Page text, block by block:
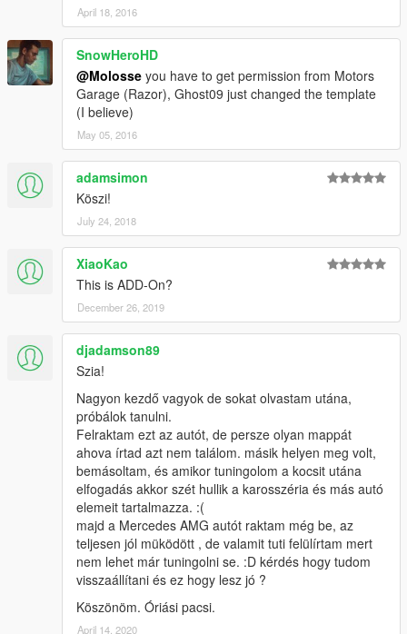
April 18, 2016
SnowHeroHD
@Molosse you have to get permission from Motors
Garage (Razor), Ghost09 just changed the template
(I believe)
May 05, 2016
adamsimon
Köszi!
July 24, 2018
XiaoKao
This is ADD-On?
December 26, 2019
djadamson89
Szia!
Nagyon kezdő vagyok de sokat olvastam utána,
próbálok tanulni.
Felraktam ezt az autót, de persze olyan mappát
ahova írtad azt nem találom. másik helyen meg volt,
bemásoltam, és amikor tuningolom a kocsit utána
elfogadás akkor szét hullik a karosszéria és más autó
elemeit tartalmazza. :(
majd a Mercedes AMG autót raktam még be, az
teljesen jól müködött , de valamit tuti felülírtam mert
nem lehet már tuningolni se. :D kérdés hogy tudom
visszaállítani és ez hogy lesz jó ?
Köszönöm. Óriási pacsi.
April 14, 2020